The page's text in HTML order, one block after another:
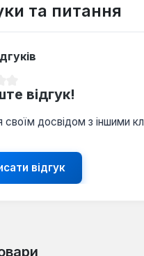
та питання
відгук!
своїм досвідом з іншими
відгук